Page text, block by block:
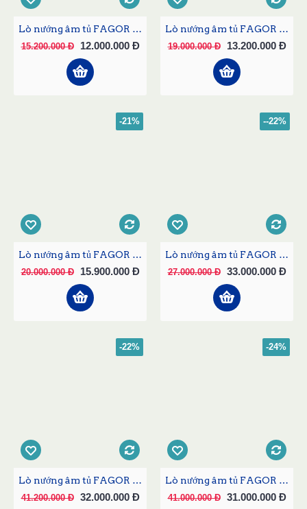
Lò nướng âm tủ FAGOR 6H-175BX
15.200.000 Đ 12.000.000 Đ
Lò nướng âm tủ FAGOR 6H-185AX
19.000.000 Đ 13.200.000 Đ
-21%
Lò nướng âm tủ FAGOR 6H-196AX
20.000.000 Đ 15.900.000 Đ
--22%
Lò nướng âm tủ FAGOR 6H-545BX
27.000.000 Đ 33.000.000 Đ
-22%
Lò nướng âm tủ FAGOR 6H-570BTCX
41.200.000 Đ 32.000.000 Đ
-24%
Lò nướng âm tủ FAGOR 6H-580BTCX
41.000.000 Đ 31.000.000 Đ